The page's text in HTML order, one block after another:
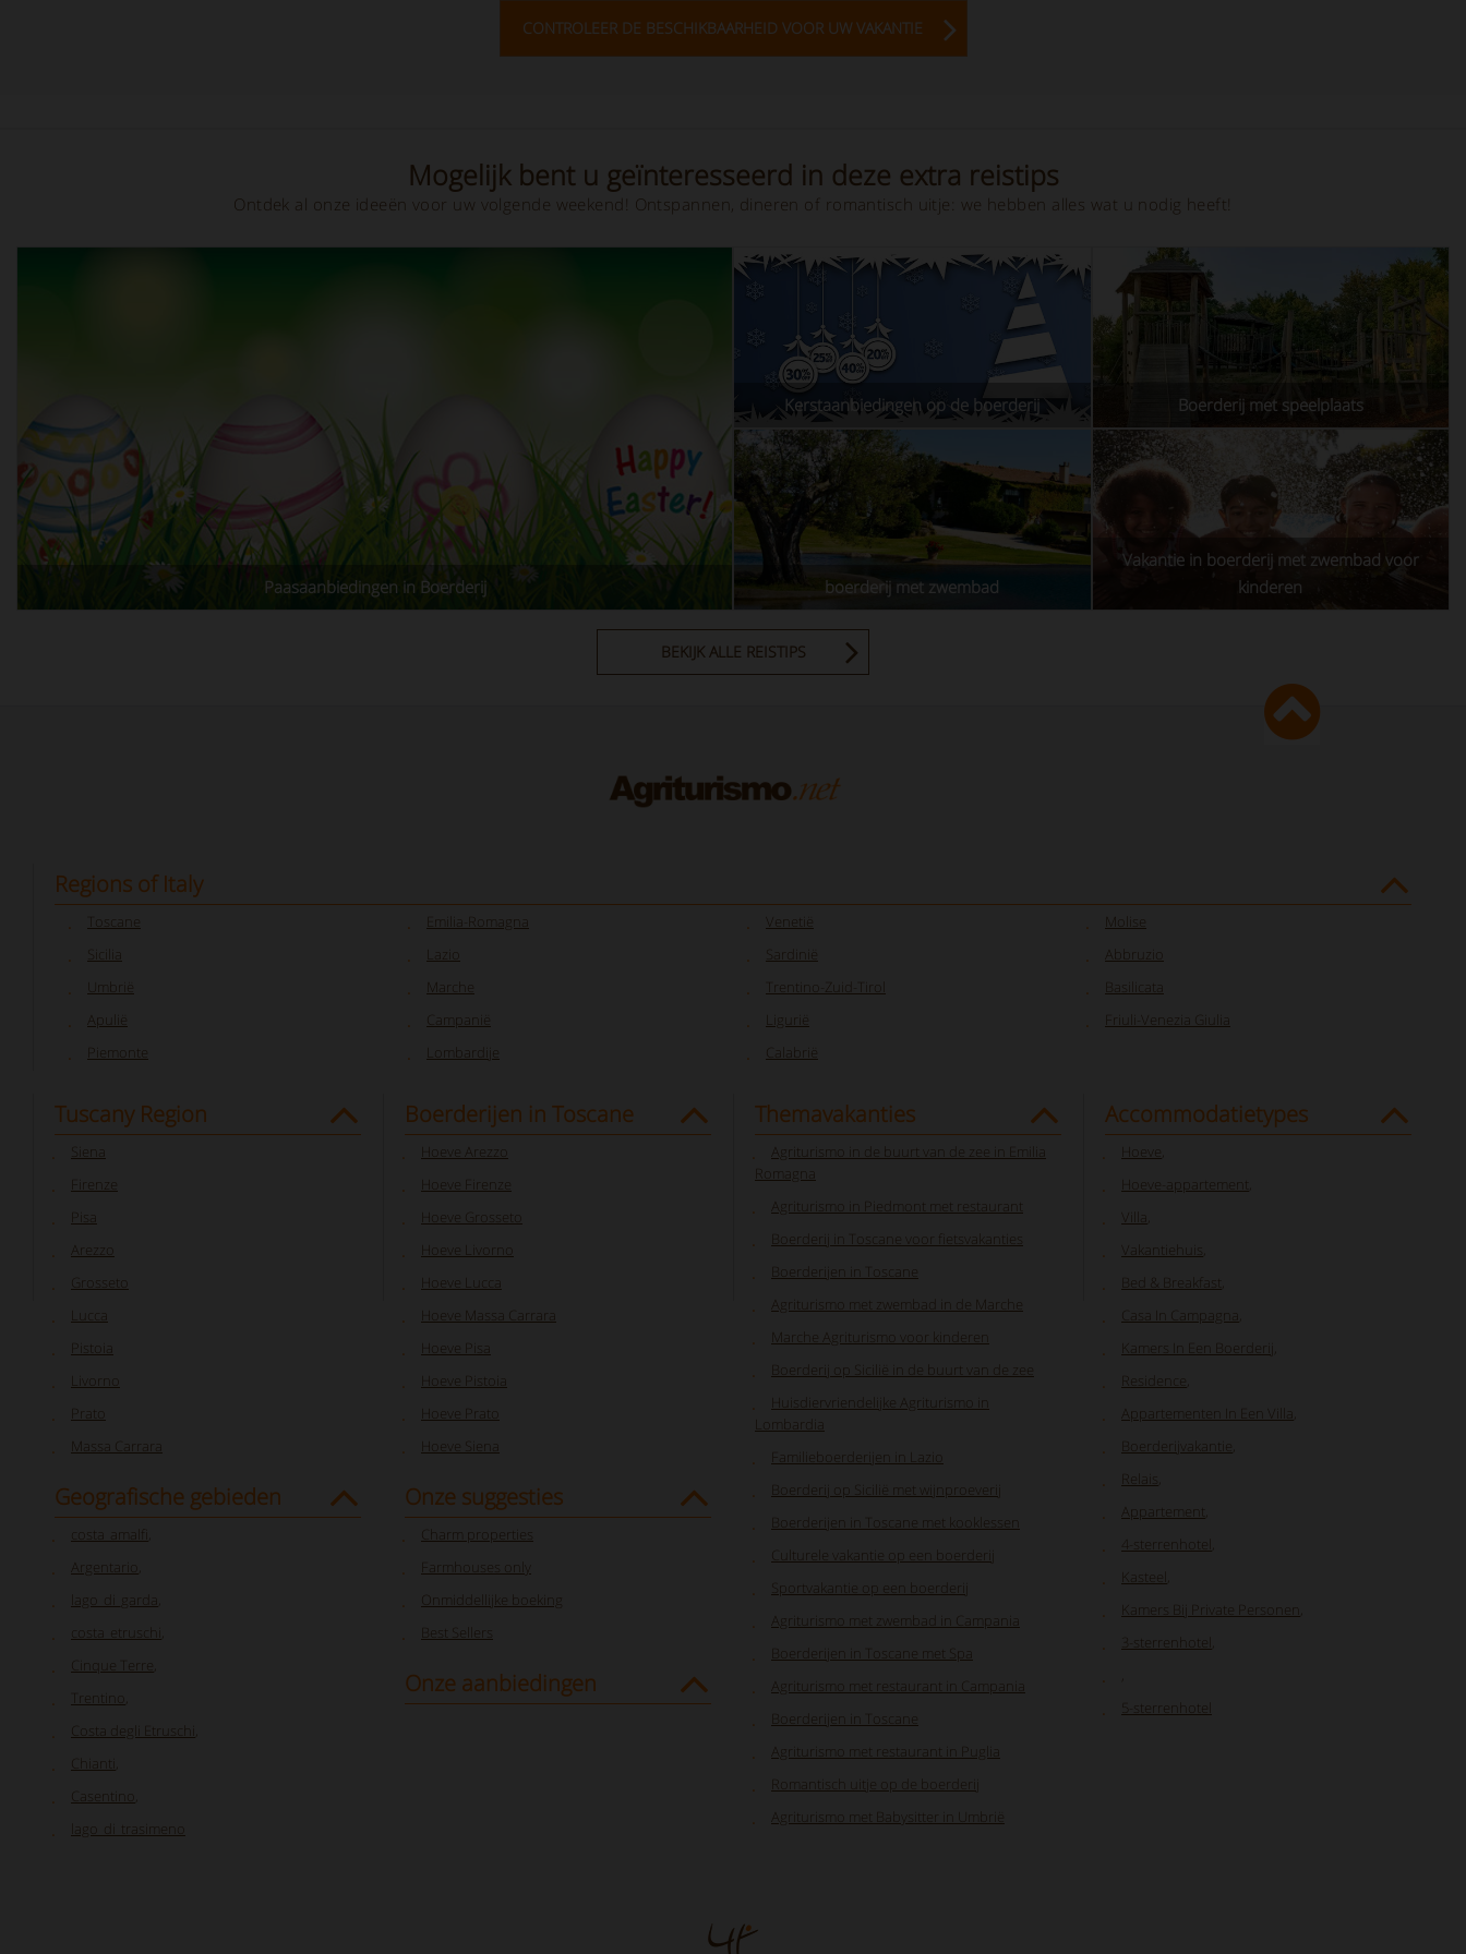
CONTROLEER DE BESCHIKBAARHEID VOOR UW VAKANTIE
Mogelijk bent u geïnteresseerd in deze extra reistips
Ontdek al onze ideeën voor uw volgende weekend! Ontspannen, dineren of romantisch uitje: we hebben alles wat u nodig heeft!
Paasaanbiedingen in Boerderij
Kerstaanbiedingen op de boerderij Boerderij met speelplaats
boerderij met zwembad
Vakantie in boerderij met zwembad voor
kinderen
BEKIJK ALLE REISTIPS
Regions of Italy
Toscane
Sicilia
Umbrië
Apulië
Piemonte
Emilia-Romagna
Lazio
Marche
Campanië
Lombardije
Venetië
Sardinië
Trentino-Zuid-Tirol
Ligurië
Calabrië
Molise
Abbruzio
Basilicata
Friuli-Venezia Giulia
Tuscany Region
Siena
Firenze
Pisa
Arezzo
Grosseto
Lucca
Pistoia
Livorno
Prato
Massa Carrara
Geografische gebieden
costa_amalfi
Argentario
lago_di_garda
costa_etruschi
Cinque Terre
Trentino
Costa degli Etruschi
Chianti
Casentino
lago_di_trasimeno
Boerderijen in Toscane
Hoeve Arezzo
Hoeve Firenze
Hoeve Grosseto
Hoeve Livorno
Hoeve Lucca
Hoeve Massa Carrara
Hoeve Pisa
Hoeve Pistoia
Hoeve Prato
Hoeve Siena
Onze suggesties
Charm properties
Farmhouses only
Onmiddellijke boeking
Best Sellers
Onze aanbiedingen
Themavakanties
Agriturismo in de buurt van de zee in Emilia
Romagna
Agriturismo in Piedmont met restaurant
Boerderij in Toscane voor fietsvakanties
Boerderijen in Toscane
Agriturismo met zwembad in de Marche
Marche Agriturismo voor kinderen
Boerderij op Sicilië in de buurt van de zee
Huisdiervriendelijke Agriturismo in
Lombardia
Familieboerderijen in Lazio
Boerderij op Sicilië met wijnproeverij
Boerderijen in Toscane met kooklessen
Culturele vakantie op een boerderij
Sportvakantie op een boerderij
Agriturismo met zwembad in Campania
Boerderijen in Toscane met Spa
Agriturismo met restaurant in Campania
Boerderijen in Toscane
Agriturismo met restaurant in Puglia
Romantisch uitje op de boerderij
Agriturismo met Babysitter in Umbrië
Accommodatietypes
Hoeve
Hoeve-appartement
Villa
Vakantiehuis
Bed & Breakfast
Casa In Campagna
Kamers In Een Boerderij
Residence
Appartementen In Een Villa
Boerderijvakantie
Relais
Appartement
4-sterrenhotel
Kasteel
Kamers Bij Private Personen
3-sterrenhotel
5-sterrenhotel